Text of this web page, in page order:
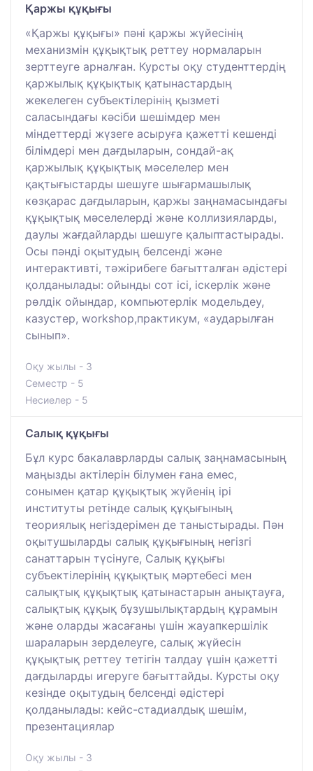
Қаржы құқығы
«Қаржы құқығы» пәні қаржы жүйесінің
механизмін құқықтық реттеу нормаларын
зерттеуге арналған. Курсты оқу студенттердің
қаржылық құқықтық қатынастардың
жекелеген субъектілерінің қызметі
саласындағы кәсіби шешімдер мен
міндеттерді жүзеге асыруға қажетті кешенді
білімдері мен дағдыларын, сондай-ақ
қаржылық құқықтық мәселелер мен
қақтығыстарды шешуге шығармашылық
көзқарас дағдыларын, қаржы заңнамасындағы
құқықтық мәселелерді және коллизияларды,
даулы жағдайларды шешуге қалыптастырады.
Осы пәнді оқытудың белсенді және
интерактивті, тәжірибеге бағытталған әдістері
қолданылады: ойынды сот ісі, іскерлік және
рөлдік ойындар, компьютерлік модельдеу,
казустер, workshop,практикум, «аударылған
сынып».
Оқу жылы - 3
Семестр - 5
Несиелер - 5
Салық құқығы
Бұл курс бакалаврларды салық заңнамасының
маңызды актілерін білумен ғана емес,
сонымен қатар құқықтық жүйенің ірі
институты ретінде салық құқығының
теориялық негіздерімен де таныстырады. Пән
оқытушыларды салық құқығының негізгі
санаттарын түсінуге, Салық құқығы
субъектілерінің құқықтық мәртебесі мен
салықтық құқықтық қатынастарын анықтауға,
салықтық құқық бұзушылықтардың құрамын
және оларды жасағаны үшін жауапкершілік
шараларын зерделеуге, салық жүйесін
құқықтық реттеу тетігін талдау үшін қажетті
дағдыларды игеруге бағыттайды. Курсты оқу
кезінде оқытудың белсенді әдістері
қолданылады: кейс-стадиалдық шешім,
презентациялар
Оқу жылы - 3